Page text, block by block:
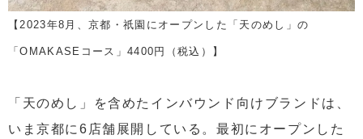
【2023年8月、京都・祇園にオープンした「天のめし」の
「OMAKASEコース」4400円（税込）】
「天のめし」を含めたインバウンド向けブランドは、
いま京都に6店舗展開している。最初にオープンした